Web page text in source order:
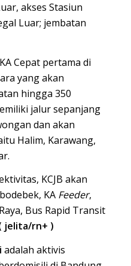
akses Stasiun
Luar; jembatan
Cepat pertama di
yang akan
hingga 350
jalur sepanjang
dan akan
Halim, Karawang,
KCJB akan
KA Feeder,
Bus Rapid Transit
jelita/rn+ )
adalah aktivis